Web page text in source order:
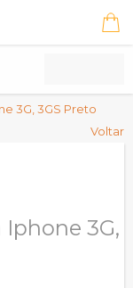
Produtos
3G, 3GS Preto
Voltar
3G,